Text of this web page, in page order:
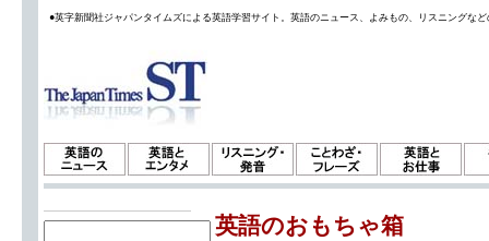
●英字新聞社ジャパンタイムズによる英語学習サイト。英語のニュース、よみもの、リスニングな
英語のおもちゃ箱